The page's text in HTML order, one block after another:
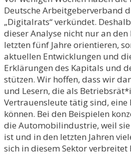
Deutsche Arbeitgeberverband
„Digitalrats“ verkündet.
dieser Analyse nicht nur an
letzten fünf Jahre orientieren,
aktuellen Entwicklungen und
Erklärungen des Kapitals und
stützen. Wir hoffen, dass wir
und Lesern, die als
Vertrauensleute tätig sind,
können. Bei den Beispielen
die Automobilindustrie, weil
ist und in den letzten Jahren
sich in diesem Sektor verbreitet